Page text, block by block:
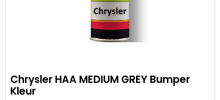
Chrysler HAA MEDIUM GREY Bumper
Kleur